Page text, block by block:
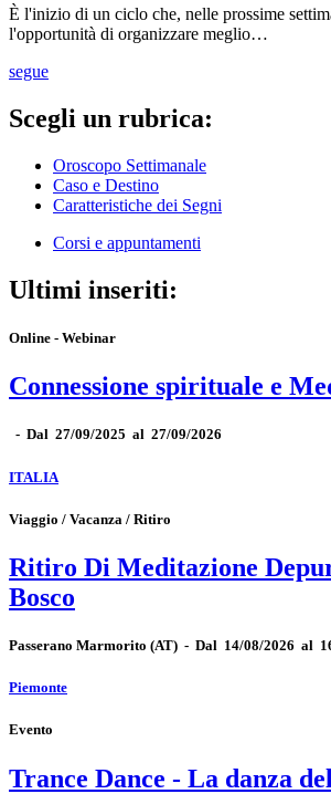
È l'inizio di un ciclo che, nelle prossime
l'opportunità di organizzare meglio…
segue
Scegli un rubrica:
Oroscopo Settimanale
Caso e Destino
Caratteristiche dei Segni
Corsi e appuntamenti
Ultimi inseriti:
Online - Webinar
Connessione spirituale e
- Dal 27/09/2025 al 27/09/2026
ITALIA
Viaggio / Vacanza / Ritiro
Ritiro Di Meditazione
Bosco
Passerano Marmorito (AT) - Dal 14/08/2026 al
Piemonte
Evento
Trance Dance - La danza